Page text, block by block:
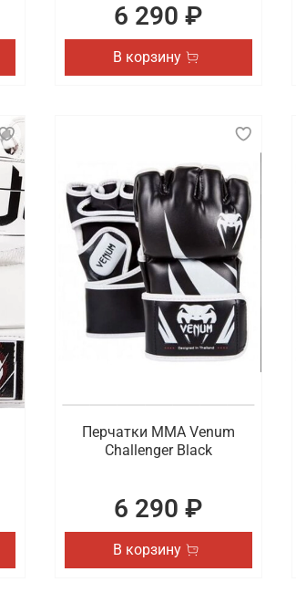
6 290 ₽
В корзину
Перчатки ММА Venum
Challenger Black
6 290 ₽
В корзину